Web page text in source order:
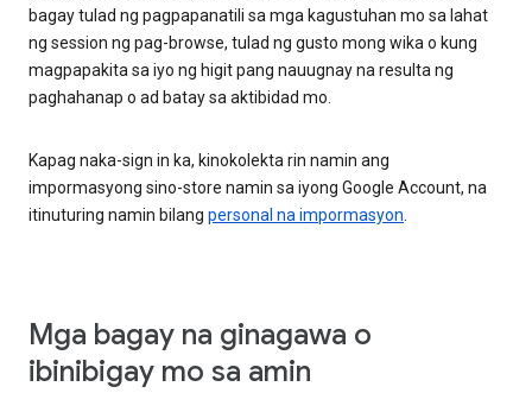
bagay tulad ng pagpapanatili sa mga kagustuhan mo sa lahat
ng session ng pag-browse, tulad ng gusto mong wika o kung
magpapakita sa iyo ng higit pang nauugnay na resulta ng
paghahanap o ad batay sa aktibidad mo.
Kapag naka-sign in ka, kinokolekta rin namin ang
impormasyong sino-store namin sa iyong Google Account, na
itinuturing namin bilang personal na impormasyon
Mga bagay na ginagawa o
ibinibigay mo sa amin